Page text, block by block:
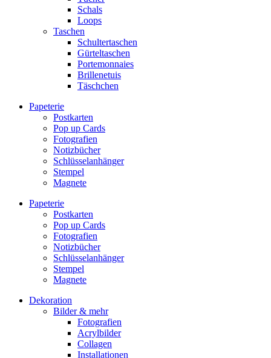
Schals
Loops
Taschen
Schultertaschen
Gürteltaschen
Portemonnaies
Brillenetuis
Täschchen
Papeterie
Postkarten
Pop up Cards
Fotografien
Notizbücher
Schlüsselanhänger
Stempel
Magnete
Papeterie
Postkarten
Pop up Cards
Fotografien
Notizbücher
Schlüsselanhänger
Stempel
Magnete
Dekoration
Bilder & mehr
Fotografien
Acrylbilder
Collagen
Installationen